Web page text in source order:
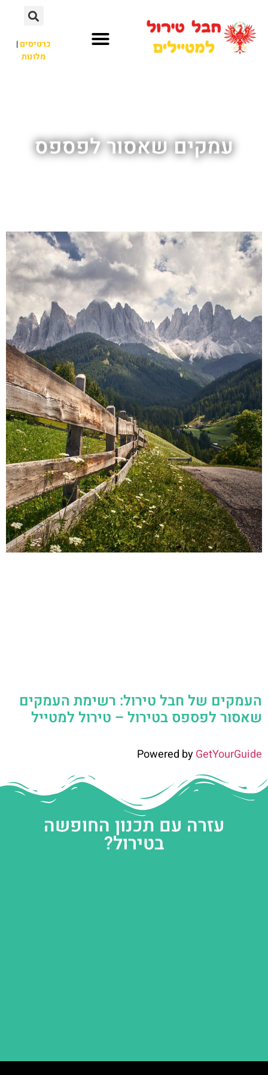
כרטיסים|
מלונות
עמקים שאסור לפספס
העמקים של חבל טירול: רשימת העמקים
שאסור לפספס בטירול – טירול למטייל
Powered byGetYourGuide
עזרה עם תכנון החופשה
בטירול?